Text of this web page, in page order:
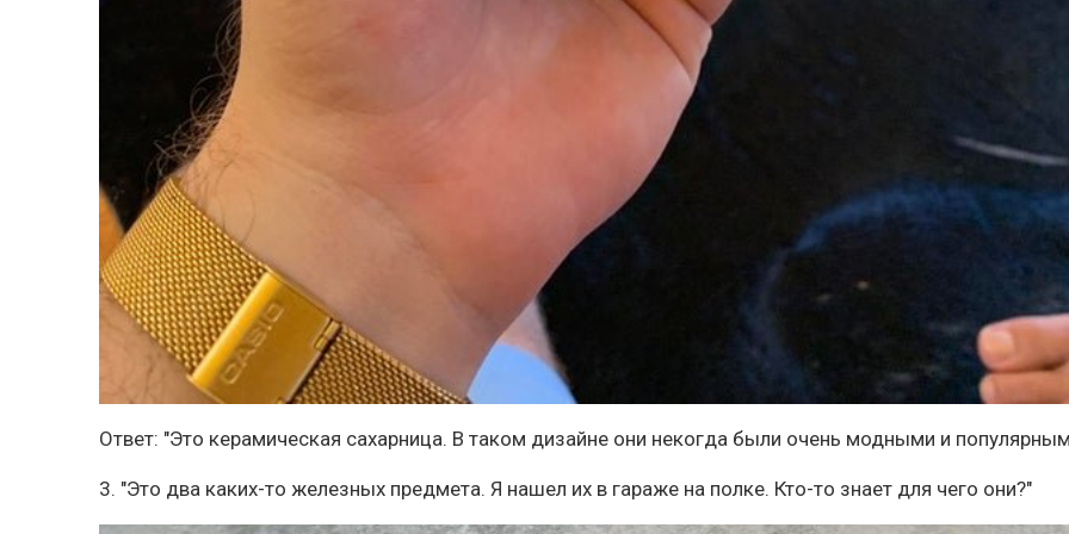
Ответ: "Это керамическая сахарница. В таком дизайне они некогда были очень модными и
3. "Это два каких-то железных предмета. Я нашел их в гараже на полке. Кто-то знает для чего они?"